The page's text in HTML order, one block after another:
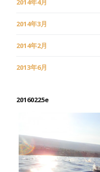
2014年4月
2014年3月
2014年2月
2013年6月
20160225e